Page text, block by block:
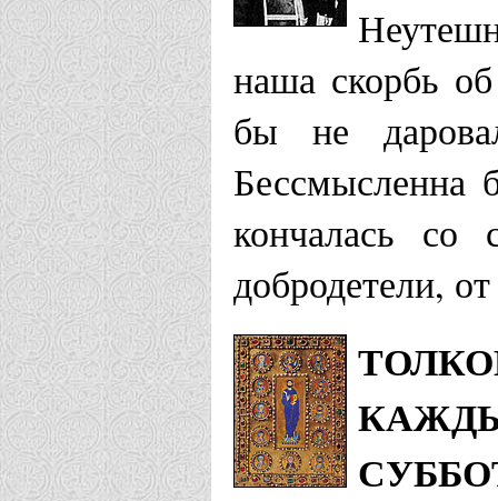
наша скорбь
бы не
кончалась со
добродетели,